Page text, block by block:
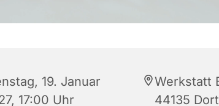
19. Januar
17:00 Uhr
Werkstatt
44135